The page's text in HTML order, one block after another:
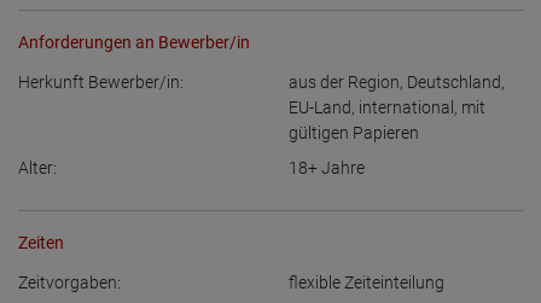
Anforderungen an Bewerber/in
Herkunft Bewerber/in: aus der Region, Deutschland,
EU-Land, international, mit
gültigen Papieren
Alter:
18+Jahre
Zeiten
Zeitvorgaben: flexible Zeiteinteilung